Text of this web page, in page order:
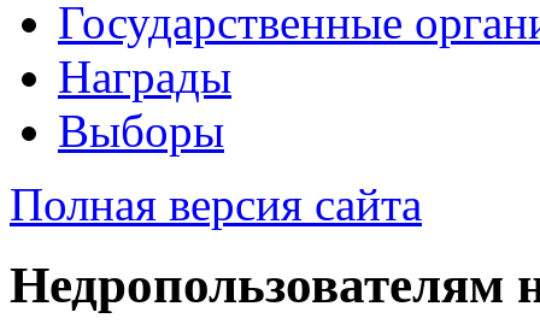
Государственные
Награды
Выборы
Полная версия сайта
Недропользователям